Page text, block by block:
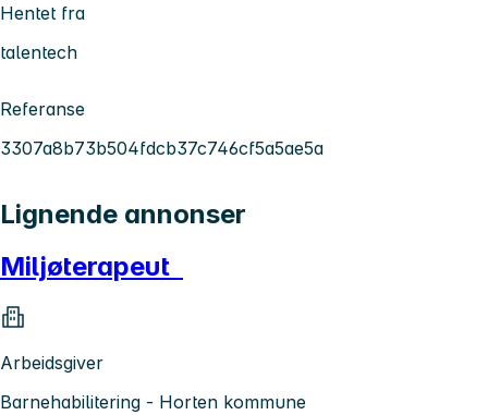
Hentet fra
talentech
Referanse
3307a8b73b504fdcb37c746cf5a5ae5a
Lignende annonser
Miljøterapeut
Arbeidsgiver
Barnehabilitering - Horten kommune